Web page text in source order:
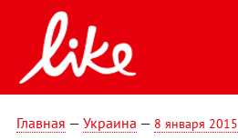
Главная — Украина — 8 января 2015